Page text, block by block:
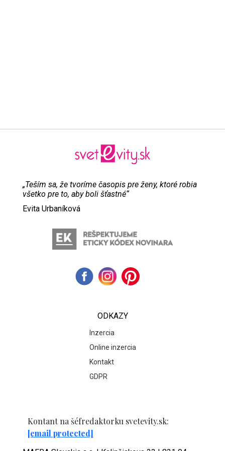
„Teším sa, že tvoríme časopis pre ženy, ktoré robia
všetko pre to, aby boli šťastné“
Evita Urbaníková
ODKAZY
Inzercia
Online inzercia
Kontakt
GDPR
Kontant na šéfredaktorku svetevity.sk:
[email protected]